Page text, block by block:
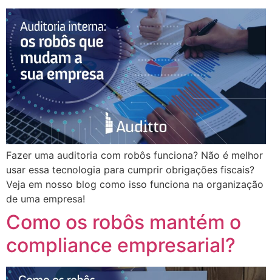
Fazer uma auditoria com robôs funciona? Não é melhor
usar essa tecnologia para cumprir obrigações fiscais?
Veja em nosso blog como isso funciona na organização
de uma empresa!
Como os robôs mantém o
compliance empresarial?